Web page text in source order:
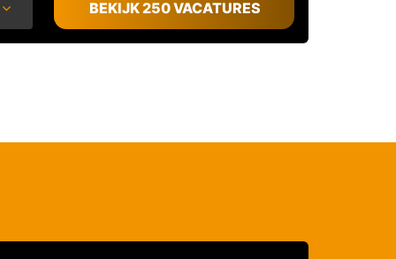
BEKIJK 250 VACATURES